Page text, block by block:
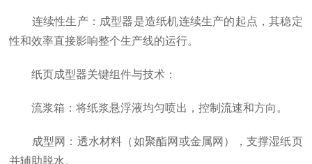
连续性生产：成型器是造纸机连续生产的起点，其稳定
性和效率直接影响整个生产线的运行。
纸页成型器关键组件与技术：
流浆箱：将纸浆悬浮液均匀喷出，控制流速和方向。
成型网：透水材料（如聚酯网或金属网），支撑湿纸页
并辅助脱水。